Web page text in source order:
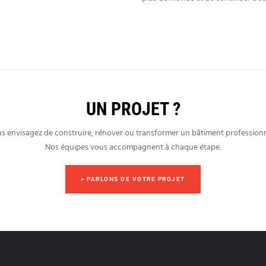
UN PROJET ?
envisagez de construire, rénover ou transformer un bâtiment
Nos équipes vous accompagnent à chaque étape.
> PARLONS DE VOTRE PROJET